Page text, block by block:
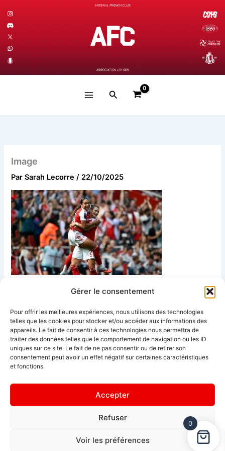
Gérer le consentement
Pour offrir les meilleures expériences, nous utilisons des technologies
telles que les cookies pour stocker et/ou accéder aux informations des
appareils. Le fait de consentir à ces technologies nous permettra de
traiter des données telles que le comportement de navigation ou les ID
uniques sur ce site. Le fait de ne pas consentir ou de retirer son
consentement peut avoir un effet négatif sur certaines caractéristiques
et fonctions.
Accepter
Refuser
Voir les préférences
contenu
Rechercher
Image
ParSarah Lecorre / 22/10/2025
Pour toute demande d'informations, n'hésitez pas à nous
0